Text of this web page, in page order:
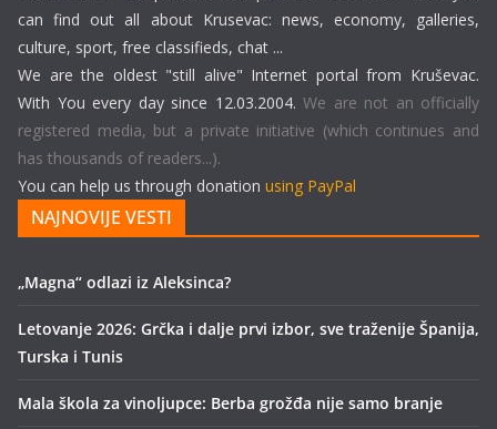
can find out all about Krusevac: news, economy, galleries,
culture, sport, free classifieds, chat ...
We are the oldest "still alive" Internet portal from Kruševac.
With You every day since 12.03.2004. We are not an officially
registered media, but a private initiative (which continues and
has thousands of readers...).
You can help us through donation using PayPal
NAJNOVIJE VESTI
„Magna“ odlazi iz Aleksinca?
Letovanje 2026: Grčka i dalje prvi izbor, sve traženije Španija,
Turska i Tunis
Mala škola za vinoljupce: Berba grožđa nije samo branje